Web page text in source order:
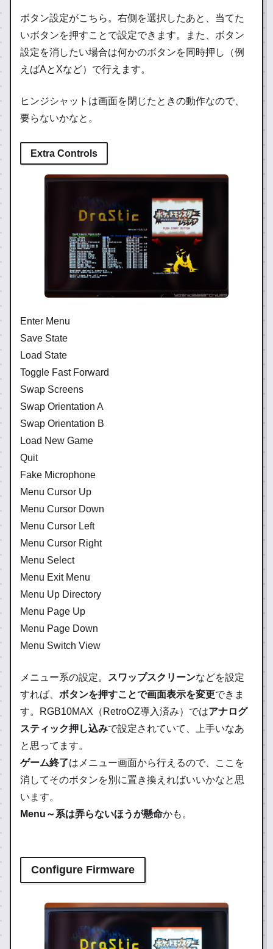
ボタン設定がこちら。右側を選択したあと、当てた
いボタンを押すことで設定できます。また、ボタン
設定を消したい場合は何かのボタンを同時押し（例
えばAとXなど）で行えます。
ヒンジシャットは画面を閉じたときの動作なので、
要らないかなと。
Extra Controls
Enter Menu
Save State
Load State
Toggle Fast Forward
Swap Screens
Swap Orientation A
Swap Orientation B
Load New Game
Quit
Fake Microphone
Menu Cursor Up
Menu Cursor Down
Menu Cursor Left
Menu Cursor Right
Menu Select
Menu Exit Menu
Menu Up Directory
Menu Page Up
Menu Page Down
Menu Switch View
メニュー系の設定。 スワップスクリーンなどを設定
すれば、 ボタンを押すことで画面表示を変更できま
す。RGB10MAX（RetroOZ導入済み）ではアナログ
スティック押し込みで設定されていて、上手いなあ
と思ってます。
ゲーム終了はメニュー画面から行えるので、ここを
消してそのボタンを別に置き換えればいいかなと思
います。
Menu～系は弄らないほうが懸命かも。
Configure Firmware